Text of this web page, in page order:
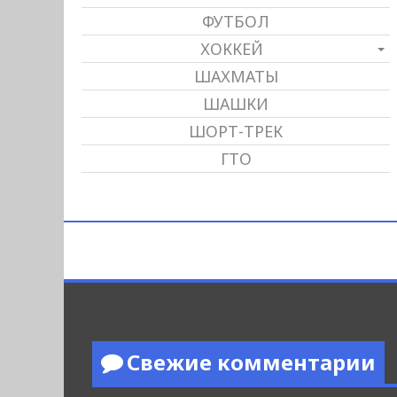
ФУТБОЛ
ХОККЕЙ
ШАХМАТЫ
ШАШКИ
ШОРТ-ТРЕК
ГТО
Свежие комментарии